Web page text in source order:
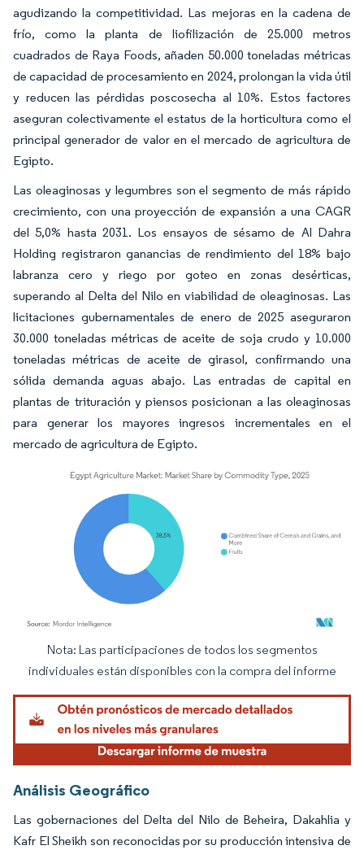
agudizando la competitividad. Las mejoras en la cadena de
frío, como la planta de liofilización de 25.000 metros
cuadrados de Raya Foods, añaden 50.000 toneladas métricas
de capacidad de procesamiento en 2024, prolongan la vida útil
y reducen las pérdidas poscosecha al 10%. Estos factores
aseguran colectivamente el estatus de la horticultura como el
principal generador de valor en el mercado de agricultura de
Egipto.
Las oleaginosas y legumbres son el segmento de más rápido
crecimiento, con una proyección de expansión a una CAGR
del 5,0% hasta 2031. Los ensayos de sésamo de Al Dahra
Holding registraron ganancias de rendimiento del 18% bajo
labranza cero y riego por goteo en zonas desérticas,
superando al Delta del Nilo en viabilidad de oleaginosas. Las
licitaciones gubernamentales de enero de 2025 aseguraron
30.000 toneladas métricas de aceite de soja crudo y 10.000
toneladas métricas de aceite de girasol, confirmando una
sólida demanda aguas abajo. Las entradas de capital en
plantas de trituración y piensos posicionan a las oleaginosas
para generar los mayores ingresos incrementales en el
mercado de agricultura de Egipto.
Imagen © Mordor Intelligence. El uso requiere atribución según CC BY 4.0.
Nota: Las participaciones de todos los segmentos
individuales están disponibles con la compra del informe
Análisis Geográfico
Las gobernaciones del Delta del Nilo de Beheira, Dakahlia y
Kafr El Sheikh son reconocidas por su producción intensiva de